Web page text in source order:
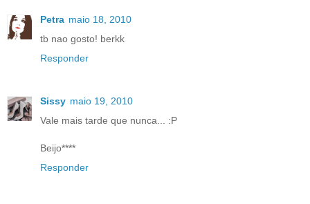
Petra maio 18, 2010
tb nao gosto! berkk
Responder
Sissy maio 19, 2010
Vale mais tarde que nunca... :P
Beijo****
Responder